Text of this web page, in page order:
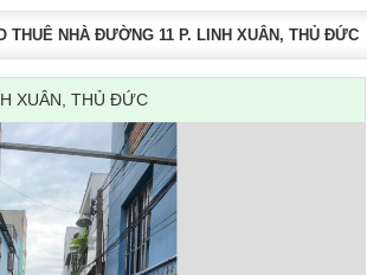
THUÊ NHÀ ĐƯỜNG 11 P. LINH XUÂN, THỦ ĐỨC
XUÂN, THỦ ĐỨC